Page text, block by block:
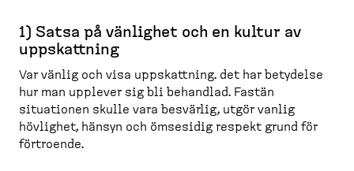
1) Satsa på vänlighet och en kultur av
uppskattning
Var vänlig och visa uppskattning. det har betydelse
hur man upplever sig bli behandlad. Fastän
situationen skulle vara besvärlig, utgör vanlig
hövlighet, hänsyn och ömsesidig respekt grund för
förtroende.